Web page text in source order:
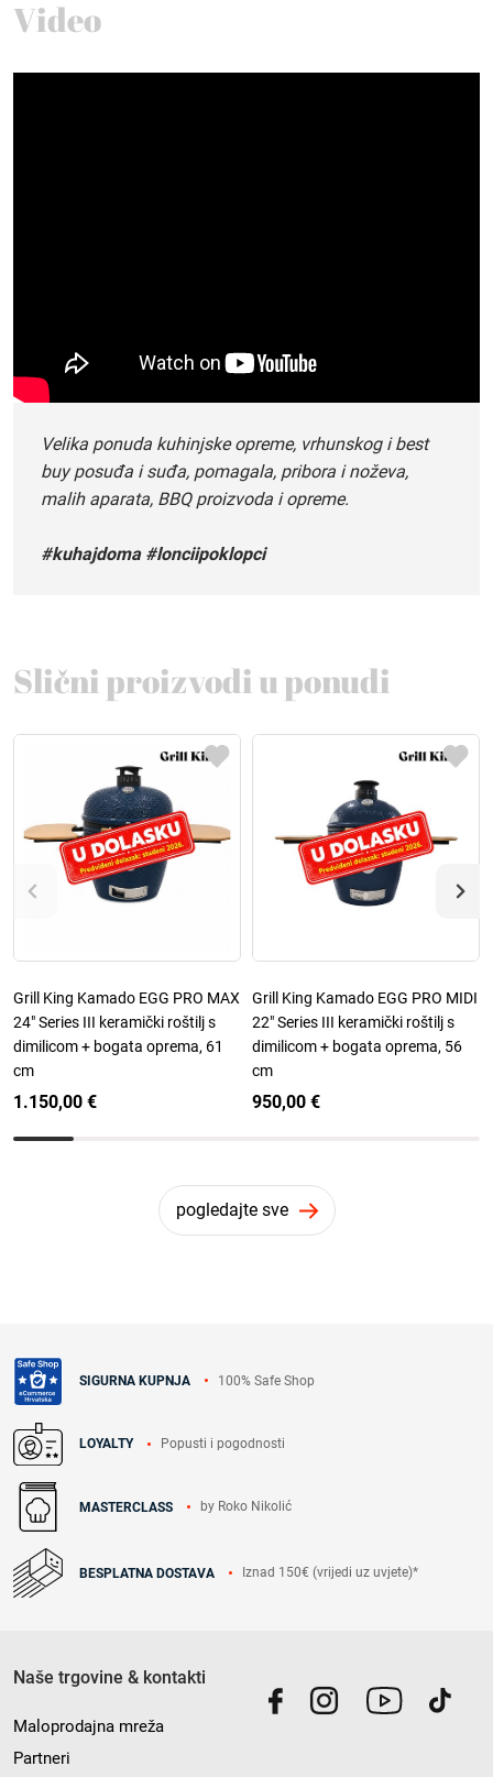
Video
Velika ponuda kuhinjske opreme, vrhunskog i best
buy posuđa i suđa, pomagala, pribora i noževa,
malih aparata, BBQ proizvoda i opreme.
#kuhajdoma #lonciipoklopci
Slični proizvodi u ponudi
Grill King Kamado EGG PRO MAX
24" Series III keramički roštilj s
dimilicom + bogata oprema, 61
cm
1.150,00 €
Grill King Kamado EGG PRO MIDI
22" Series III keramički roštilj s
dimilicom + bogata oprema, 56
cm
950,00 €
pogledajte sve
SIGURNA KUPNJA 100% Safe Shop
LOYALTY Popusti i pogodnosti
MASTERCLASS by Roko Nikolić
BESPLATNA DOSTAVA Iznad 150€ (vrijedi uz uvjete)*
Naše trgovine & kontakti
Maloprodajna mreža
Partneri